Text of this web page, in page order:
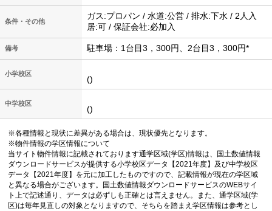
条件・その他
ガス:プロパン / 水道:公営 / 排水:下水 / 2人入
居:可 / 保証会社:必加入
備考 駐車場：1台目3，300円、2台目3，300円*
小学校区
()
中学校区
()
※各種情報と現状に差異がある場合は、現状優先となります。
※物件情報の学区情報について
当サイト物件情報に記載されております通学区域(学区)情報は、国土数値情報
ダウンロードサービスが提供する小学校区データ【2021年度】及び中学校区
データ【2021年度】を元に加工したものですので、記載情報が現在の学区域
と異なる場合がございます。国土数値情報ダウンロードサービスのWEBサイ
ト上で記述通り、データは必ずしも正確とは言えません。また、通学区域(学
区)は毎年見直しの対象となりますので、そちらを踏まえ学区情報は参考とし